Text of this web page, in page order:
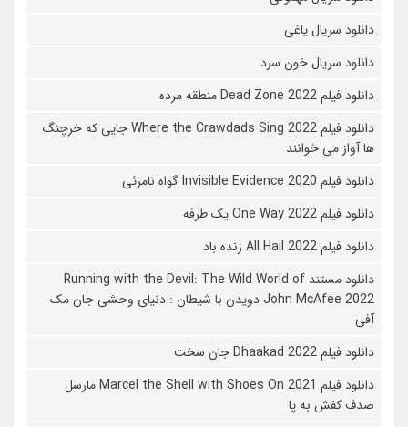
دانلود سریال یاغی
دانلود سریال خون سرد
دانلود فیلم 2022 Dead Zone منطقه مرده
دانلود فیلم Where the Crawdads Sing 2022 جایی که خرچنگ
ها آواز می خوانند
دانلود فیلم 2020 Invisible Evidence گواه نامرئی
دانلود فیلم One Way 2022 یک طرفه
دانلود فیلم All Hail 2022 زنده باد
دانلود مستند Running with the Devil: The Wild World of
John McAfee 2022 دویدن با شیطان : دنیای وحشی جان مک
آفی
دانلود فیلم Dhaakad 2022 جان سخت
دانلود فیلم Marcel the Shell with Shoes On 2021 مارسل
صدف کفش به پا